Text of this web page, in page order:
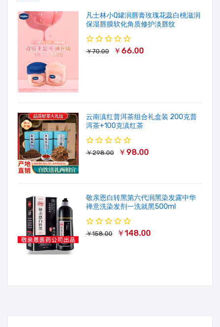
凡士林小Q罐润唇膏玫瑰花蕊白桃滋润
保湿唇膜软化角质修护淡唇纹
￥70.00 ￥66.00
云南滇红普洱茶组合礼盒装 200克普
洱茶+100克滇红茶
￥298.00 ￥98.00
敬亲恩白转黑第六代润黑染发露中华
禅意洗染发剂一洗就黑500ml
￥158.00 ￥148.00